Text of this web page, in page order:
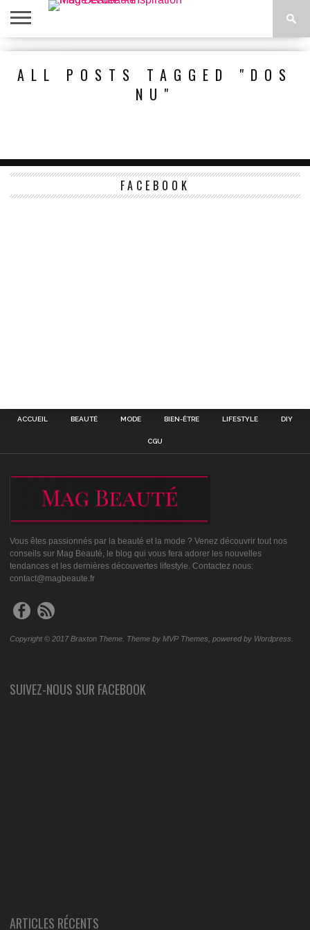
ACCUEIL
ÊTRE
ALL POSTS TAGGED "DOS
NU"
FACEBOOK
ACCUEIL BEAUTÉ MODE BIEN-ÊTRE LIFESTYLE DIY
CGU
Vous êtes passionnés par la beauté et la mode ? Venez découvrir tout nos
conseils sur Mag Beauté, le blog qui vous fera adorer les nouvelles
tendances et les dernières découvertes lifestyle. Contactez nous:
contact@magbeaute.fr
Copyright © 2017 Braxton Theme. Theme by MVP Themes, powered by Wordpress.
SUIVEZ-NOUS SUR FACEBOOK
ARTICLES RÉCENTS